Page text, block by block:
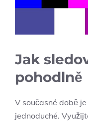
Jak
pohodlně
V současné době
jednoduché.